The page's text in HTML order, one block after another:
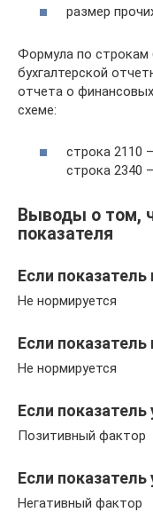
размер
Формула по строкам
бухгалтерской
отчета о
схеме:
строка 2110
строка 2340
Выводы о том,
показателя
Если
Не нормируется
Если
Не нормируется
Если показатель
Позитивный фактор
Если
Негативный фактор